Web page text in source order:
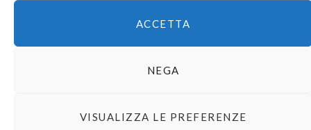
ACCETTA
NEGA
VISUALIZZA LE PREFERENZE